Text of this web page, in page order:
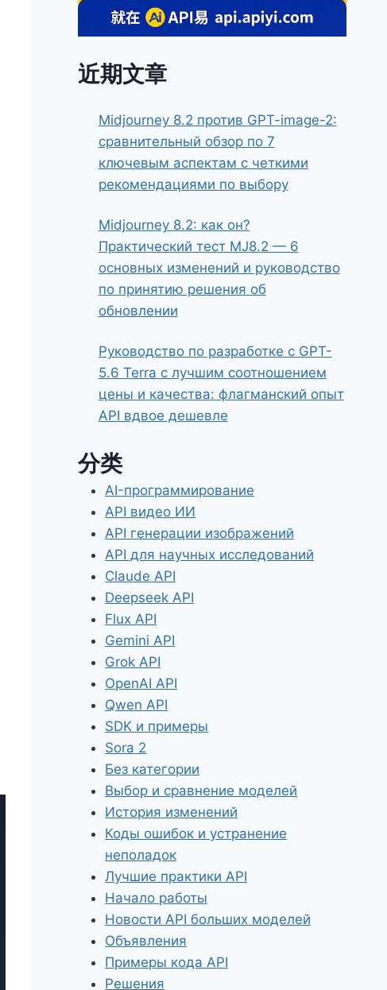
近期文章
Midjourney 8.2 против GPT-image-2:
сравнительный обзор по 7
ключевым аспектам с четкими
рекомендациями по выбору
Midjourney 8.2: как он?
Практический тест MJ8.2 — 6
основных изменений и руководство
по принятию решения об
обновлении
Руководство по разработке с GPT-
5.6 Terra с лучшим соотношением
цены и качества: флагманский опыт
API вдвое дешевле
分类
AI-программирование
API видео ИИ
API генерации изображений
API для научных исследований
Claude API
Deepseek API
Flux API
Gemini API
Grok API
OpenAI API
Qwen API
SDK и примеры
Sora 2
Без категории
Выбор и сравнение моделей
История изменений
Коды ошибок и устранение
неполадок
Лучшие практики API
Начало работы
Новости API больших моделей
Объявления
Примеры кода API
Решения